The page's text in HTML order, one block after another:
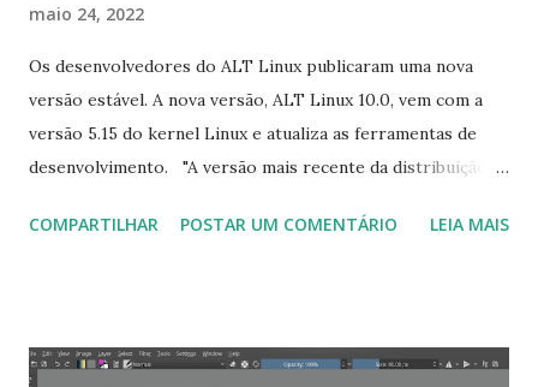
maio 24, 2022
Os desenvolvedores do ALT Linux publicaram uma nova
versão estável. A nova versão, ALT Linux 10.0, vem com a
versão 5.15 do kernel Linux e atualiza as ferramentas de
desenvolvimento. "A versão mais recente da distribuição é
membros da família ALT podem ser executados em
KWorkstation operando sistema para arquitetura x86_64.
COMPARTILHAR POSTAR UM COMENTÁRIO LEIA MAIS